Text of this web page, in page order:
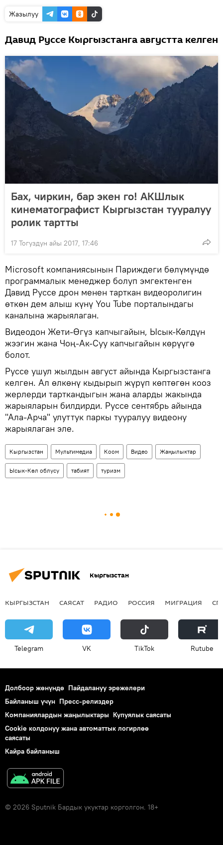
Жазылуу
Давид Руссе Кыргызстанга августта келген
Бах, чиркин, бар экен го! АКШлык
кинематографист Кыргызстан тууралуу
ролик тартты
17 Тогуздун айы 2017, 17:46
Microsoft компаниясынын Париждеги бөлүмүндө
программалык менеджер болуп эмгектенген
Давид Руссе дрон менен тарткан видеоролигин
өткөн дем алыш күнү You Tube порталындагы
каналына жарыялаган.
Видеодон Жети-Өгүз капчыгайын, Ысык-Көлдүн
жээгин жана Чоң-Ак-Суу капчыгайын көрүүгө
болот.
Руссе ушул жылдын август айында Кыргызстанга
келген. Ал өлкөнү кыдырып жүрүп көптөгөн кооз
жерлерди тарткандыгын жана аларды жакында
жарыяларын билдирди. Руссе сентябрь айында
"Ала-Арча" улуттук паркы тууралуу видеону
жарыялаган эле.
Кыргызстан Мультимедиа Коом Видео Жаңылыктар
Ысык-Көл облусу табият туризм
Кыргызстан
КЫРГЫЗСТАН САЯСАТ РАДИО РОССИЯ МИГРАЦИЯ
Telegram VK ТikТоk Rutube
Долбоор жөнүндө Пайдалануу эрежелери
Байланыш үчүн Пресс-релиздер
Компаниялардын жаңылыктары Купуялык саясаты
Cookie колдонуу жана автоматтык логирлөө
саясаты
Кайра байланыш
© 2026 Sputnik Бардык укуктар корголгон. 18+